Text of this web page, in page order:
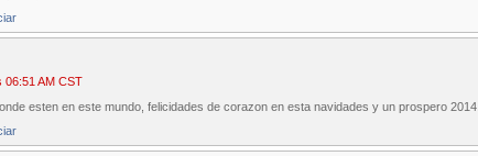
06:51 AM CST
esten en este mundo, felicidades de corazon en esta navidades y un prospero 2014.